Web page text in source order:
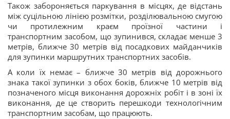
Також забороняється паркування в місцях, де відстань
між суцільною лінією розмітки, розділювальною смугою
чи протилежним краєм проїзної частини і
транспортним засобом, що зупинився, складає менше 3
метрів, ближче 30 метрів від посадкових майданчиків
для зупинки маршрутних транспортних засобів.
А коли їх немає – ближче 30 метрів від дорожнього
знака такої зупинки з обох боків, ближче 10 метрів від
позначеного місця виконання дорожніх робіт і в зоні їх
виконання, де це створить перешкоди технологічним
транспортним засобам, що працюють.